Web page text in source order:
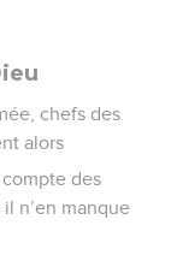
chefs des
alors
des
n’en manque